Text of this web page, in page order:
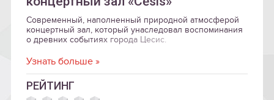
Современный, наполненный природной атмосферой
концертный зал, который унаследовал воспоминания
о древних событиях города Цесис.
Узнать больше »
РЕЙТИНГ